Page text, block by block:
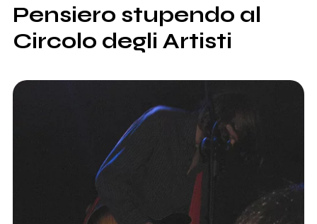
SHOP
RADIO
Pensiero stupendo al
Circolo degli Artisti